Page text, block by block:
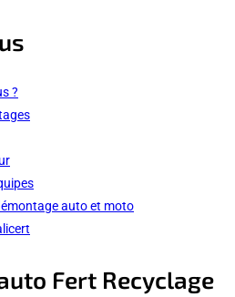
?
auto et moto
Fert Recyclage